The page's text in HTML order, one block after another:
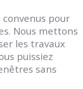
pour
Nous mettons
les travaux
puissiez
sans